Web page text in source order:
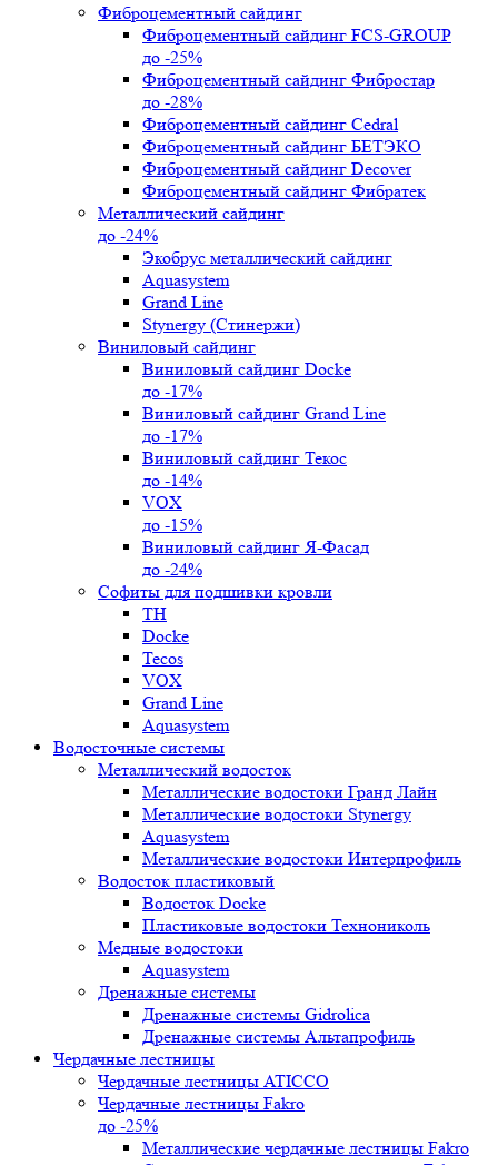
Фиброцементный сайдинг
Фиброцементный сайдинг FCS-GROUP
до -25%
Фиброцементный сайдинг Фибростар
до -28%
Фиброцементный сайдинг Cedral
Фиброцементный сайдинг БЕТЭКО
Фиброцементный сайдинг Decover
Фиброцементный сайдинг Фибратек
Металлический сайдинг
до -24%
Экобрус металлический сайдинг
Aquasystem
Grand Line
Stynergy (Стинержи)
Виниловый сайдинг
Виниловый сайдинг Docke
до -17%
Виниловый сайдинг Grand Line
до -17%
Виниловый сайдинг Текос
до -14%
VOX
до -15%
Виниловый сайдинг Я-Фасад
до -24%
Софиты для подшивки кровли
ТН
Docke
Tecos
VOX
Grand Line
Aquasystem
Водосточные системы
Металлический водосток
Металлические водостоки Гранд Лайн
Металлические водостоки Stynergy
Aquasystem
Металлические водостоки Интерпрофиль
Водосток пластиковый
Водосток Docke
Пластиковые водостоки Технониколь
Медные водостоки
Aquasystem
Дренажные системы
Дренажные системы Gidrolica
Дренажные системы Альтапрофиль
Чердачные лестницы
Чердачные лестницы ATICCO
Чердачные лестницы Fakro
до -25%
Металлические чердачные лестницы Fakro